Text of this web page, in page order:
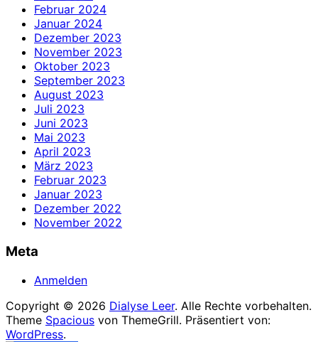
Februar 2024
Januar 2024
Dezember 2023
November 2023
Oktober 2023
September 2023
August 2023
Juli 2023
Juni 2023
Mai 2023
April 2023
März 2023
Februar 2023
Januar 2023
Dezember 2022
November 2022
Meta
Anmelden
Copyright © 2026 Dialyse Leer. Alle Rechte vorbehalten.
Theme Spacious von ThemeGrill. Präsentiert von:
WordPress.